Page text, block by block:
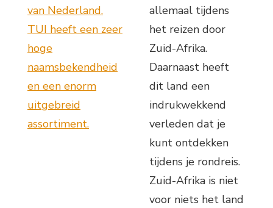
van Nederland.
TUI heeft een zeer
hoge
naamsbekendheid
en een enorm
uitgebreid
assortiment.
allemaal tijdens
het reizen door
Zuid-Afrika.
Daarnaast heeft
dit land een
indrukwekkend
verleden dat je
kunt ontdekken
tijdens je rondreis.
Zuid-Afrika is niet
voor niets het land